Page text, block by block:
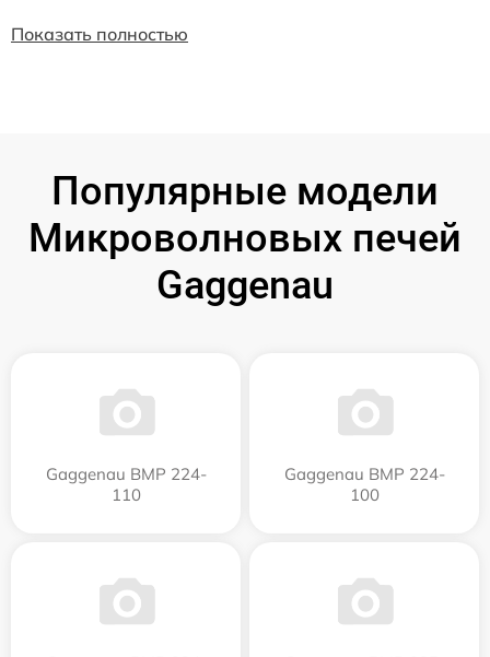
Показать полностью
Популярные модели
Микроволновых печей
Gaggenau
Gaggenau BMP 224-
110
Gaggenau BMP 224-
100